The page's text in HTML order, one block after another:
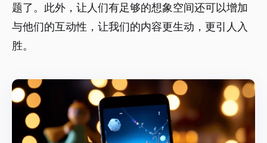
题了。此外，让人们有足够的想象空间还可以增加
与他们的互动性，让我们的内容更生动，更引人入
胜。